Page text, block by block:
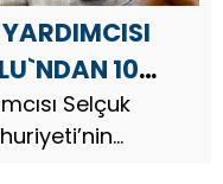
10
GÜNÜ
Selçuk